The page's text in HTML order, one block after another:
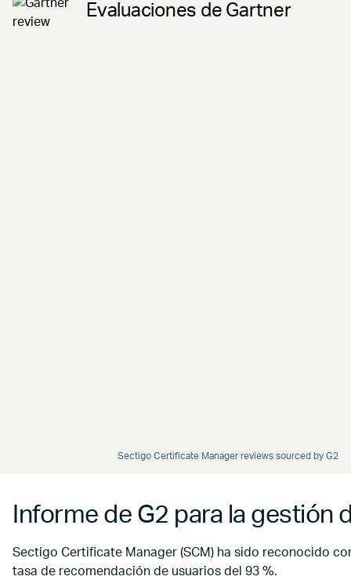
Evaluaciones de Gartner
Sectigo Certificate Manager reviews sourced by G2
Informe de G2 para la
Sectigo Certificate Manager (SCM) ha sido reconocido
tasa de recomendación de usuarios del 93 %.